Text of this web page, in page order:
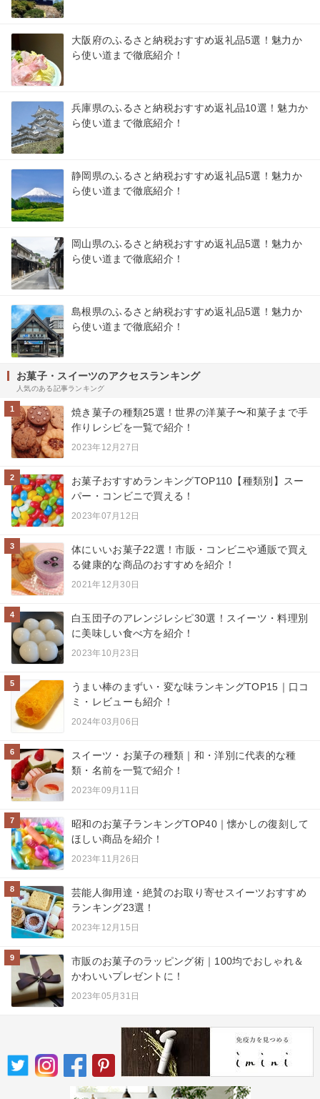
大阪府のふるさと納税おすすめ返礼品5選！魅力か
ら使い道まで徹底紹介！
兵庫県のふるさと納税おすすめ返礼品10選！魅力か
ら使い道まで徹底紹介！
静岡県のふるさと納税おすすめ返礼品5選！魅力か
ら使い道まで徹底紹介！
岡山県のふるさと納税おすすめ返礼品5選！魅力か
ら使い道まで徹底紹介！
島根県のふるさと納税おすすめ返礼品5選！魅力か
ら使い道まで徹底紹介！
お菓子・スイーツのアクセスランキング
人気のある記事ランキング
1
焼き菓子の種類25選！世界の洋菓子〜和菓子まで手
作りレシピを一覧で紹介！
2023年12月27日
2
お菓子おすすめランキングTOP110【種類別】スー
パー・コンビニで買える！
2023年07月12日
3
体にいいお菓子22選！市販・コンビニや通販で買え
る健康的な商品のおすすめを紹介！
2021年12月30日
4
白玉団子のアレンジレシピ30選！スイーツ・料理別
に美味しい食べ方を紹介！
2023年10月23日
5
うまい棒のまずい・変な味ランキングTOP15｜口コ
ミ・レビューも紹介！
2024年03月06日
6
スイーツ・お菓子の種類｜和・洋別に代表的な種
類・名前を一覧で紹介！
2023年09月11日
7
昭和のお菓子ランキングTOP40｜懐かしの復刻して
ほしい商品を紹介！
2023年11月26日
8
芸能人御用達・絶賛のお取り寄せスイーツおすすめ
ランキング23選！
2023年12月15日
9
市販のお菓子のラッピング術｜100均でおしゃれ＆
かわいいプレゼントに！
2023年05月31日